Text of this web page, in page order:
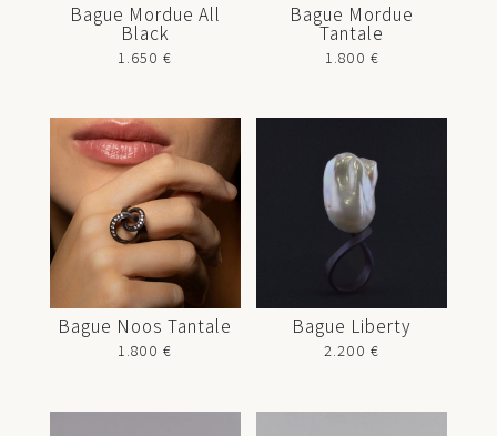
Bague Mordue All
Black
1.650€
Bague Mordue
Tantale
1.800 €
Bague Noos Tantale
1.800€
Bague Liberty
2.200€